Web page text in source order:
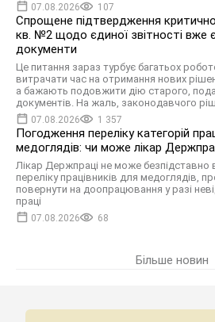
07.08.2026 107
Спрощене підтвердження
кв. №2 щодо єдиної звітності вже
документи
Це питання зараз турбує багатьох
витрачати час на отримання нових
а бажають подовжити дію старого,
документів. На жаль, законодавчого
07.08.2026 1 357
Погодження переліку категорій
медоглядів: чи може лікар
Лікар Держпраці не може безпідставно
переліку працівників для медоглядів,
повернути на доопрацювання у разі
праці
07.08.2026 68
Більше новин